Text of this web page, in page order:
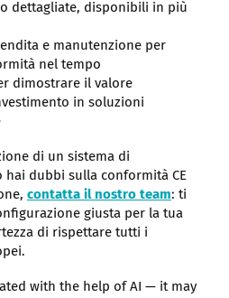
dettagliate, disponibili in più
e manutenzione per
nel tempo
dimostrare il valore
in soluzioni
di un sistema di
hai dubbi sulla conformità CE
contatta il nostro team: ti
giusta per la tua
di rispettare tutti i
with the help of AI — it may